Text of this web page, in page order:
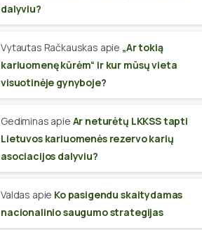
dalyviu?
Vytautas Račkauskas apie „Ar tokią
kariuomenę kūrėm“ ir kur mūsų vieta
visuotinėje gynyboje?
Gediminas apie Ar neturėtų LKKSS tapti
Lietuvos kariuomenės rezervo karių
asociacijos dalyviu?
Valdas apie Ko pasigendu skaitydamas
nacionalinio saugumo strategijas